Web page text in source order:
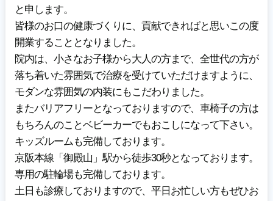
と申します。
皆様のお口の健康づくりに、貢献できればと思いこの度
開業することとなりました。
院内は、小さなお子様から大人の方まで、全世代の方が
落ち着いた雰囲気で治療を受けていただけますように、
モダンな雰囲気の内装にもこだわりました。
またバリアフリーとなっておりますので、車椅子の方は
もちろんのことベビーカーでもおこしになって下さい。
キッズルームも完備しております。
京阪本線「御殿山」駅から徒歩30秒となっております。
専用の駐輪場も完備しております。
土日も診療しておりますので、平日お忙しい方もぜひお